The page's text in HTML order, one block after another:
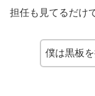
担任も見てるだけ
僕は黒板